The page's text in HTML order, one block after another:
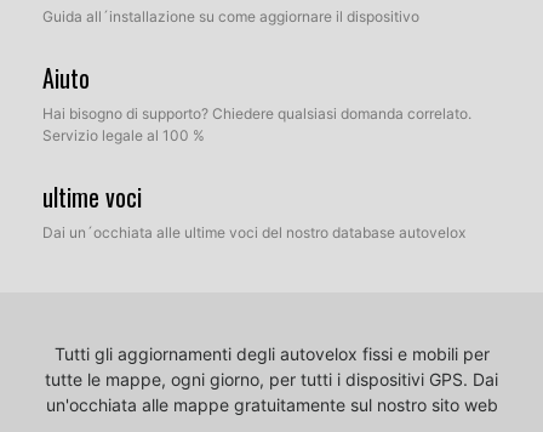
Guida all´installazione su come aggiornare il dispositivo
Aiuto
Hai bisogno di supporto? Chiedere qualsiasi domanda correlato.
Servizio legale al 100 %
ultime voci
Dai un´occhiata alle ultime voci del nostro database autovelox
Tutti gli aggiornamenti degli autovelox fissi e mobili per
tutte le mappe, ogni giorno, per tutti i dispositivi GPS. Dai
un'occhiata alle mappe gratuitamente sul nostro sito web